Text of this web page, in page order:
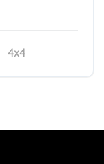
4x4